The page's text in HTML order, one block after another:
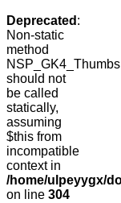
Deprecated :
Non-static
method
should not
be called
statically,
assuming
$this from
incompatible
context in
/home/ulpeyygx/
on line 304